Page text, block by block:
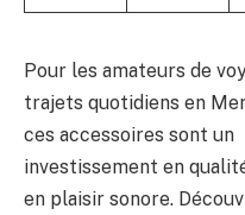
Pour les amateurs de
trajets quotidiens en
ces accessoires sont un
investissement en
en plaisir sonore.